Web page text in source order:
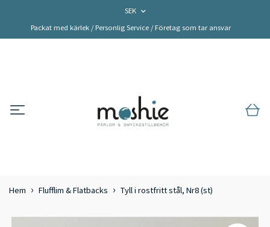
SEK
Packat med kärlek / Personlig Service / Företag som tar ansvar
Hem Flufflim & Flatbacks Tyll i rostfritt stål, Nr8 (st)